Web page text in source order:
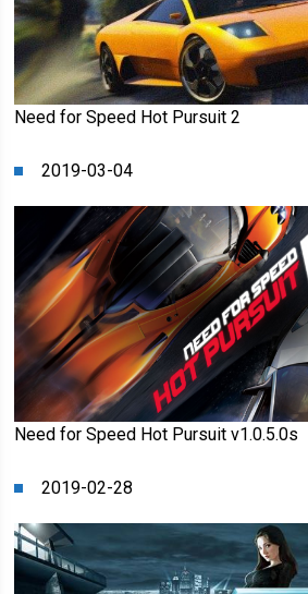
Need for Speed Hot Pursuit 2
2019-03-04
Need for Speed Hot Pursuit v1.0.5.0s
2019-02-28